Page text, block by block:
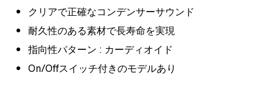
クリアで正確なコンデンサーサウンド
耐久性のある素材で長寿命を実現
指向性パターン : カーディオイド
On/Offスイッチ付きのモデルあり